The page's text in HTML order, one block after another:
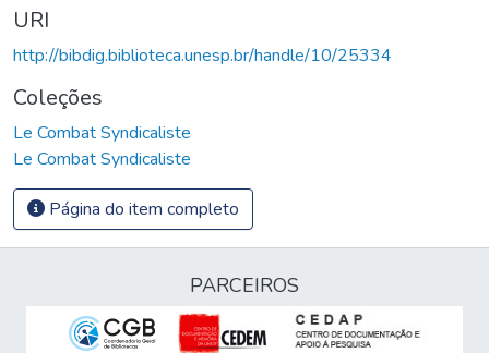
URI
http://bibdig.biblioteca.unesp.br/handle/10/25334
Coleções
Le Combat Syndicaliste
Le Combat Syndicaliste
Página do item completo
PARCEIROS